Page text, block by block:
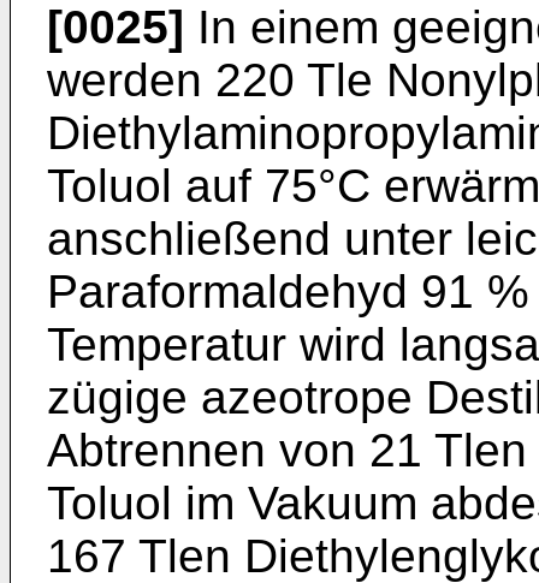
[0025] In einem
werden 220 Tle
Toluol auf 75°C
anschließend unter
Paraformaldehyd 91
Temperatur wird
zügige azeotrope
Abtrennen von 21
Toluol im Vakuum
167 Tlen